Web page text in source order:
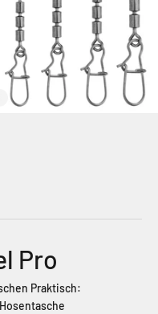
Element 1
Element 2
zu Element 3
zu Element 4
zu Element 5
zu Element 6
zu Element 7
Pro
Praktisch: